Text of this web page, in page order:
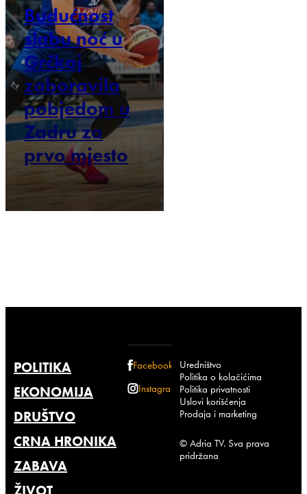
Budućnost
slabu noć u
Grčkoj
zaboravila
pobjedom u
Zadru za
prvo mjesto
POLITIKA
EKONOMIJA
DRUŠTVO
CRNA HRONIKA
ZABAVA
ŽIVOT
Facebook
Instagram
Uredništvo
Politika o kolačićima
Politika privatnosti
Uslovi korišćenja
Prodaja i marketing
© Adria TV. Sva prava
pridržana